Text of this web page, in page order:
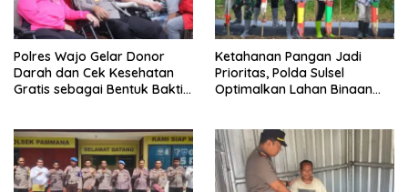
Polres Wajo Gelar Donor
Darah dan Cek Kesehatan
Gratis sebagai Bentuk Bakti
Ketahanan Pangan Jadi
Prioritas, Polda Sulsel
Optimalkan Lahan Binaan